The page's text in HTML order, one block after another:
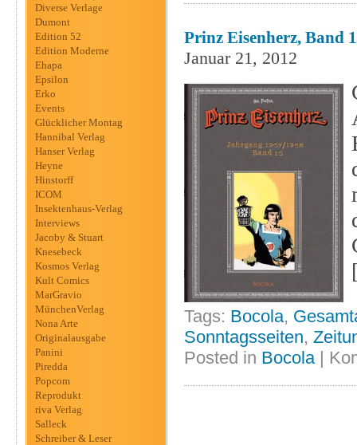
Diverse Verlage
Dumont
Edition 52
Edition Moderne
Ehapa
Epsilon
Erko
Events
Glücklicher Montag
Hannibal Verlag
Hanser Verlag
Heyne
Hinstorff
ICOM
Insektenhaus-Verlag
Interviews
Jacoby & Stuart
Knesebeck
Kosmos Verlag
Kult Comics
MarGravio
MünchenVerlag
Nona Arte
Originalausgabe
Panini
Piredda
Popcom
Reprodukt
riva Verlag
Salleck
Schreiber & Leser
Prinz Eisenherz, Band
Januar 21, 2012
Tags: Bocola,
Sonntagsseiten,
Posted in Bocola |